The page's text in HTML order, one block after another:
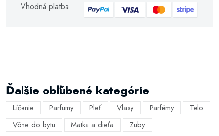
Vhodná platba
Ďalšie obľúbené kategórie
Líčenie Parfumy Pleť Vlasy Parfémy
Telo
Vône do bytu
Matka a dieťa
Zuby